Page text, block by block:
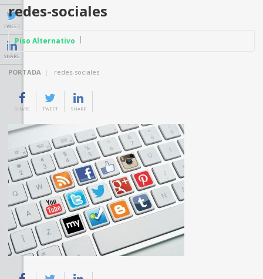
TWEET
SHARE
redes-sociales
Piso Alternativo
PORTADA | redes-sociales
SHARE TWEET SHARE